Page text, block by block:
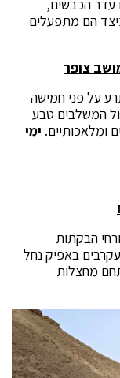
עדר הכבשים,
הם מתפעלים
צופר
על פני חמישה
המשלבים טבע
ומלאכותיים. ימי
הבקתות
באפיק נחל
מחצלות